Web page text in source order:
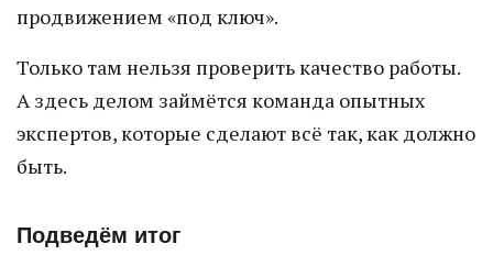
продвижением «под ключ».
Только там нельзя проверить качество работы.
А здесь делом займётся команда опытных
экспертов, которые сделают всё так, как должно
быть.
Подведём итог